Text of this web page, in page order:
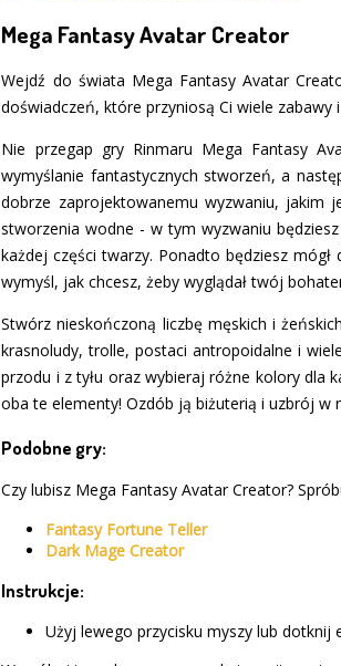
Mega Fantasy Avatar Creator
Wejdź do świata Mega Fantasy Avatar
doświadczeń, które przyniosą Ci wiele
Nie przegap gry Rinmaru Mega Fantasy
wymyślanie fantastycznych stworzeń, a
dobrze zaprojektowanemu wyzwaniu, jakim
stworzenia wodne - w tym wyzwaniu
każdej części twarzy. Ponadto będziesz
wymyśl, jak chcesz, żeby wyglądał twój
Stwórz nieskończoną liczbę męskich i
krasnoludy, trolle, postaci antropoidalne i
przodu i z tyłu oraz wybieraj różne kolory dla
oba te elementy! Ozdób ją biżuterią i uzbrój w
Podobne gry:
Czy lubisz Mega Fantasy Avatar Creator?
Fantasy Fortune Teller
Dark Mage Creator
Instrukcje:
Użyj lewego przycisku myszy lub dotknij